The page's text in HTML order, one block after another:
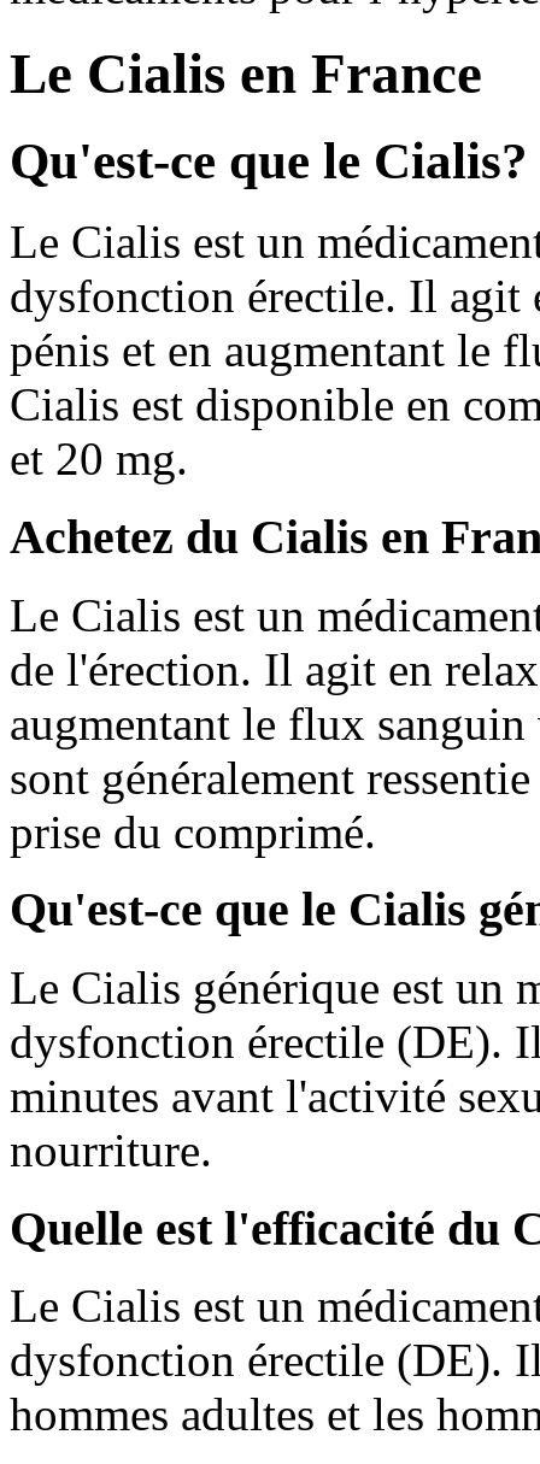
Le Cialis en France
Qu'est-ce que le Cialis?
Le Cialis est un
dysfonction érectile. Il agit
pénis et en augmentant le
Cialis est disponible en
et 20 mg.
Achetez du Cialis en
Le Cialis est un
de l'érection. Il agit en
augmentant le flux
sont généralement
prise du comprimé.
Qu'est-ce que le Cialis
Le Cialis générique est un
dysfonction érectile (DE).
minutes avant l'activité
nourriture.
Quelle est l'efficacité du
Le Cialis est un
dysfonction érectile (DE).
hommes adultes et les